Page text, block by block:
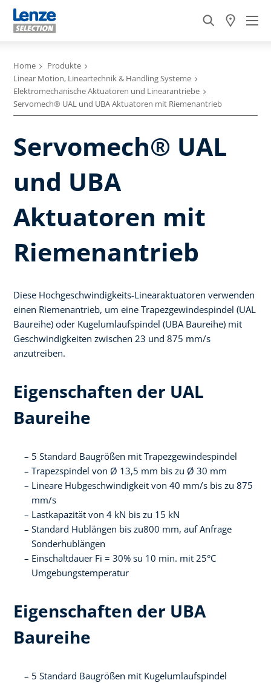
Home
Produkte
Linear Motion, Lineartechnik & Handling Systeme
Elektromechanische Aktuatoren und Linearantriebe
Servomech® UAL und UBA Aktuatoren mit Riemenantrieb
Servomech® UAL
und UBA
Aktuatoren mit
Riemenantrieb
Diese Hochgeschwindigkeits-Linearaktuatoren verwenden
einen Riemenantrieb, um eine Trapezgewindespindel (UAL
Baureihe) oder Kugelumlaufspindel (UBA Baureihe) mit
Geschwindigkeiten zwischen 23 und 875 mm/s
anzutreiben.
Eigenschaften der UAL
Baureihe
5 Standard Baugrößen mit Trapezgewindespindel
Trapezspindel von Ø 13,5 mm bis zu Ø 30 mm
Lineare Hubgeschwindigkeit von 40 mm/s bis zu 875
mm/s
Lastkapazität von 4 kN bis zu 15 kN
Standard Hublängen bis zu800 mm, auf Anfrage
Sonderhublängen
Einschaltdauer Fi = 30% su 10 min. mit 25°C
Umgebungstemperatur
Eigenschaften der UBA
Baureihe
5 Standard Baugrößen mit Kugelumlaufspindel